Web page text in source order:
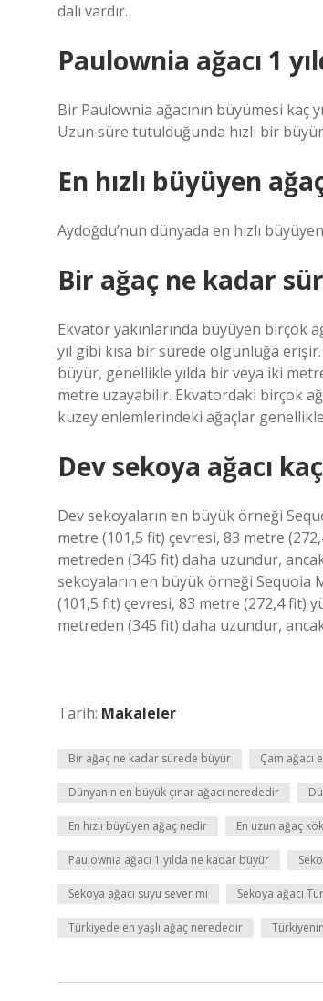
dalı vardır.
Paulownia ağacı 1
Bir Paulownia ağacının büyümesi kaç
Uzun süre tutulduğunda hızlı bir
En hızlı büyüyen
Aydoğdu’nun dünyada en hızlı
Bir ağaç ne kadar
Ekvator yakınlarında büyüyen birçok
yıl gibi kısa bir sürede olgunluğa
büyür, genellikle yılda bir veya iki
metre uzayabilir. Ekvatordaki birçok
kuzey enlemlerindeki ağaçlar
Dev sekoya ağacı
Dev sekoyaların en büyük örneği
metre (101,5 fit) çevresi, 83 metre
metreden (345 fit) daha uzundur,
sekoyaların en büyük örneği Sequoia
(101,5 fit) çevresi, 83 metre (272,4 fit)
metreden (345 fit) daha uzundur,
Tarih: Makaleler
Bir ağaç ne kadar sürede büyür Çam ağacı
Dünyanın en büyük çınar ağacı nerededir
En hızlı büyüyen ağaç nedir En uzun ağaç
Paulownia ağacı 1 yılda ne kadar büyür
Sekoya ağacı suyu sever mi Sekoya ağacı
Türkiyede en yaşlı ağaç nerededir